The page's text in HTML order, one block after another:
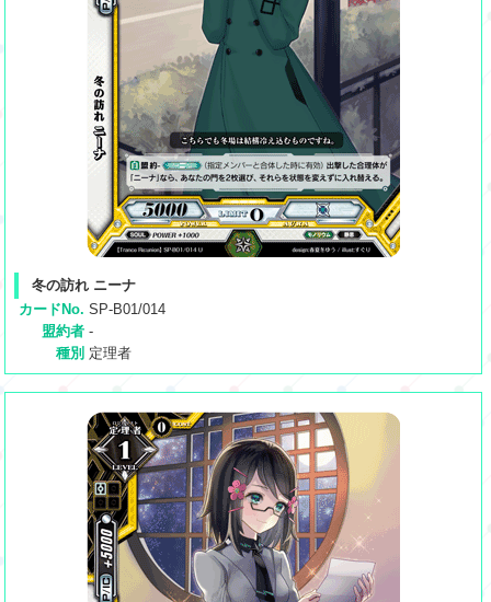
冬の訪れ ニーナ
カードNo. SP-B01/014
盟約者 -
種別 定理者